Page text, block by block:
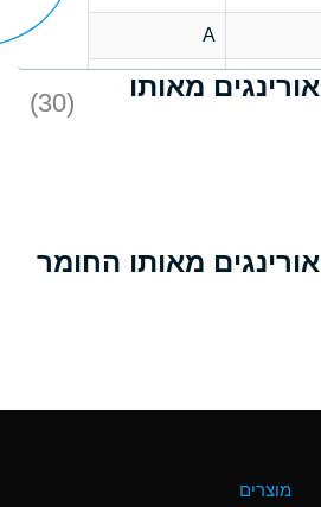
A
D
עוד O-Ring אורינגים מאותו
(30)
מוצרים